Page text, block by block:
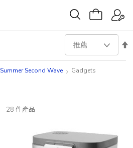
Summer Second Wave Gadgets
28 件產品
設